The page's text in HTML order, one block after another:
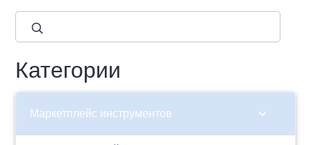
Категории
Маркетплейс инструментов chevron_right